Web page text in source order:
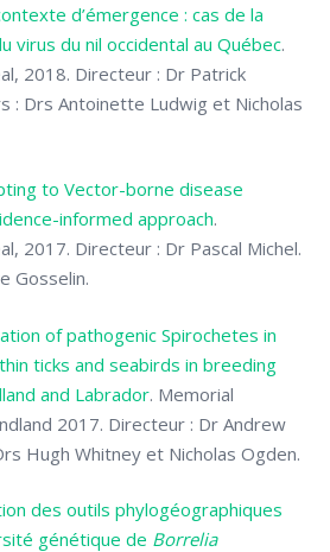
d’émergence : cas de la
virus du nil occidental au Québec.
2018. Directeur : Dr Patrick
: Drs Antoinette Ludwig et Nicholas
to Vector-borne disease
informed approach.
2017. Directeur : Dr Pascal Michel.
Gosselin.
of pathogenic Spirochetes in
ticks and seabirds in breeding
and Labrador. Memorial
2017. Directeur : Dr Andrew
Hugh Whitney et Nicholas Ogden.
des outils phylogéographiques
génétique de Borrelia